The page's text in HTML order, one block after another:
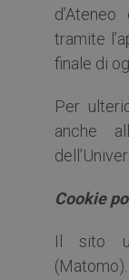
tramite
finale di
Per
anche
Cookie
Il sito
(Matomo).